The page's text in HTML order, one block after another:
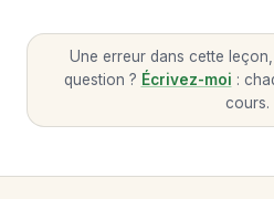
Une erreur dans cette
question ? Écrivez-moi :
cours.